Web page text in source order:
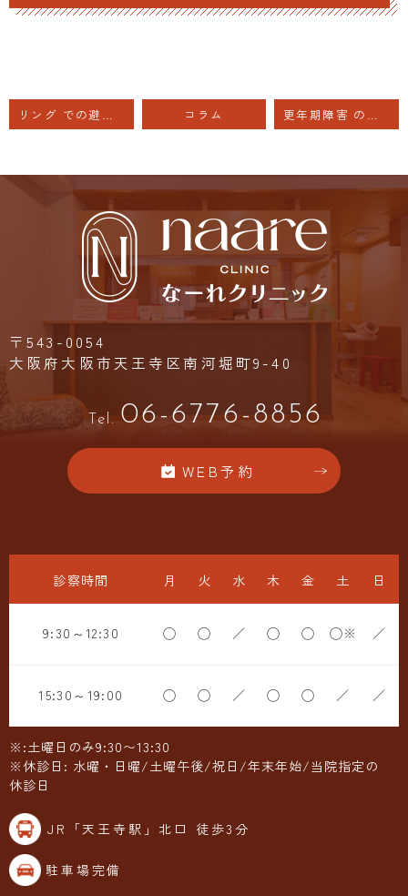
リング での避妊を考えています コラム 更年期障害 の治療 ホルモン療法
〒543-0054
大阪府大阪市天王寺区南河堀町9-40
Tel. 06-6776-8856
WEB予約
診察時間 月 火 水 木 金 土 日
9:30～12:30 ◯ ◯ ／ ◯ ◯ ◯※ ／
15:30～19:00 ◯ ◯ ／ ◯ ◯ ／ ／
※:土曜日のみ9:30〜13:30
※休診日: 水曜・日曜/土曜午後/祝日/年末年始/当院指定の
休診日
JR「天王寺駅」北口 徒歩3分
駐車場完備